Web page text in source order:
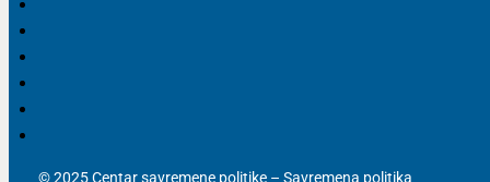
© 2025 Centar savremene politike – Savremena politika